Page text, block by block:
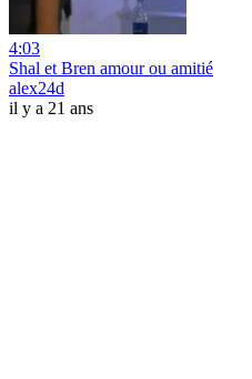
4:03
Shal et Bren amour ou amitié
alex24d
il y a 21 ans